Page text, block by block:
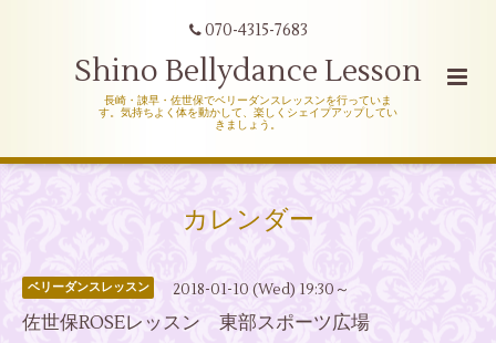
070-4315-7683
Shino Bellydance Lesson
長崎・諌早・佐世保でベリーダンスレッスンを行っていま
す。気持ちよく体を動かして、楽しくシェイプアップしてい
きましょう。
カレンダー
ベリーダンスレッスン 2018-01-10 (Wed) 19:30～
佐世保ROSEレッスン 東部スポーツ広場